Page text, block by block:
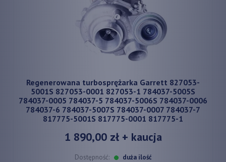
Regenerowana turbosprężarka Garrett 827053-
5001S 827053-0001 827053-1 784037-5005S
784037-0005 784037-5 784037-5006S 784037-0006
784037-6 784037-5007S 784037-0007 784037-7
817775-5001S 817775-0001 817775-1
1 890,00 zł+ kaucja
Dostępność: duża ilość